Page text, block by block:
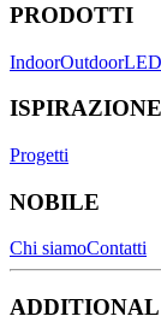
PRODOTTI
IndoorOutdoor
ISPIRAZIONE
Progetti
NOBILE
Chi siamoContatti
ADDITIONAL